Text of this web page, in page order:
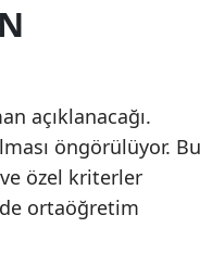
açıklanacağı.
öngörülüyor. Bu
ve özel kriterler
ortaöğretim